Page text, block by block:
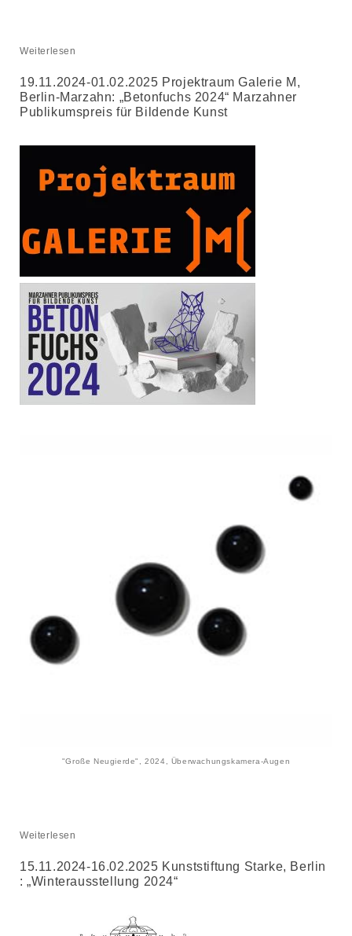
Weiterlesen
19.11.2024-01.02.2025 Projektraum Galerie M,
Berlin-Marzahn: „Betonfuchs 2024“ Marzahner
Publikumspreis für Bildende Kunst
"Große Neugierde", 2024, Überwachungskamera-Augen
Weiterlesen
15.11.2024-16.02.2025 Kunststiftung Starke, Berlin
: „Winterausstellung 2024“